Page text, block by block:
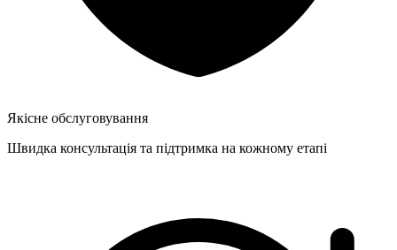
Якісне обслуговування
Швидка консультація та підтримка на кожному етапі